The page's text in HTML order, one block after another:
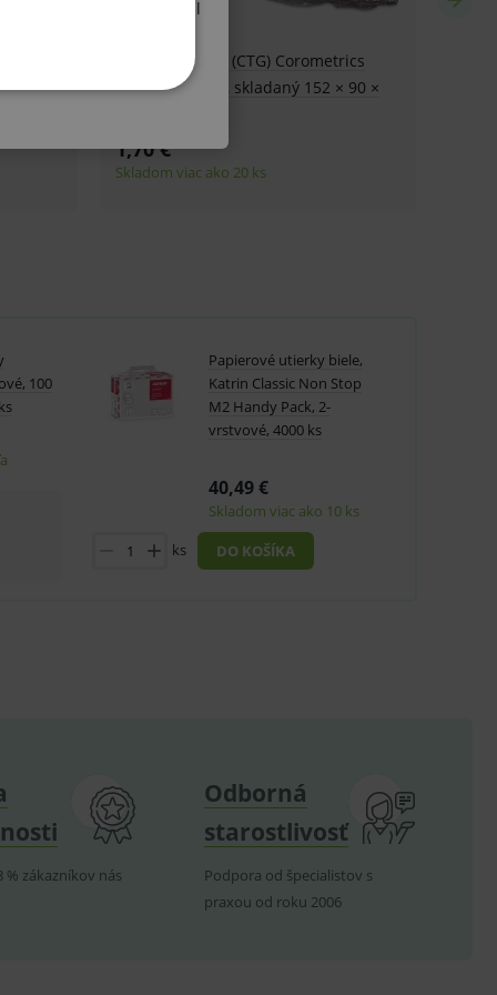
100
Papierové utierky biele,
Katrin Classic Non Stop
M2 Handy Pack, 2-
vrstvové, 4000 ks
40,49 €
Skladom viac ako 10 ks
ks
DO KOŠÍKA
% zákazníkov nás
Odborná
starostlivosť
Podpora od špecialistov s
praxou od roku 2006
ZP atď.) a oboznámil
relací uživatelů
analytics.
analytics.
zobrazení
cookies a
reklamy.
předvoleb pro
webu používá